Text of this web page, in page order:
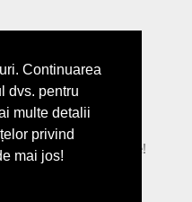
Continuarea
dvs. pentru
multe detalii
privind
mai jos!
drepturile rezervate!